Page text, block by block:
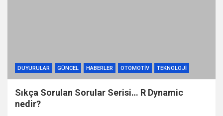
DUYURULAR GÜNCEL HABERLER OTOMOTIV TEKNOLOJI
Sıkça Sorulan Sorular Serisi… R Dynamic
nedir?